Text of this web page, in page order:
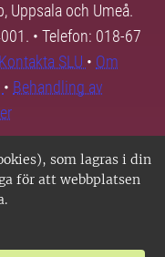
som lagras i din
för att webbplatsen
Uppsala och Umeå.
• Telefon: 018-67
Kontakta SLU • Om
• Behandling av